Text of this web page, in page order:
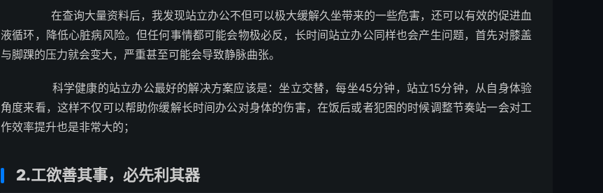
在查询大量资料后，我发现站立办公不但可以极大缓解久坐带来的一些危害，还可以有效的促进血
液循环，降低心脏病风险。但任何事情都可能会物极必反，长时间站立办公同样也会产生问题，首先对膝盖
与脚踝的压力就会变大，严重甚至可能会导致静脉曲张。
科学健康的站立办公最好的解决方案应该是：坐立交替，每坐45分钟，站立15分钟，从自身体验
角度来看，这样不仅可以帮助你缓解长时间办公对身体的伤害，在饭后或者犯困的时候调整节奏站一会对工
作效率提升也是非常大的；
2.工欲善其事，必先利其器